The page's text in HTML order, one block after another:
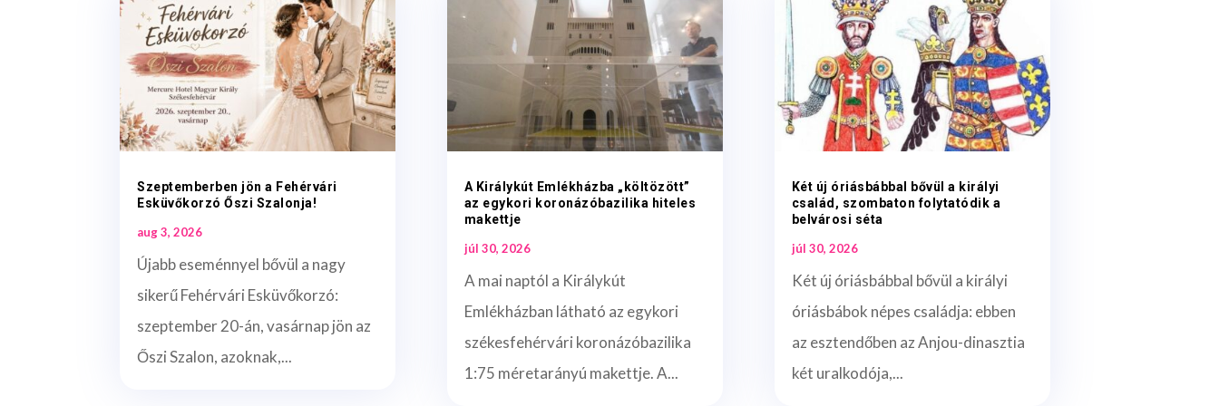
Szeptemberben jön a Fehérvári
Esküvőkorzó Őszi Szalonja!
aug 3, 2026
Újabb eseménnyel bővül a nagy
sikerű Fehérvári Esküvőkorzó:
szeptember 20-án, vasárnap jön az
Őszi Szalon, azoknak,...
A Királykút Emlékházba „költözött”
az egykori koronázóbazilika hiteles
makettje
júl 30, 2026
A mai naptól a Királykút
Emlékházban látható az egykori
székesfehérvári koronázóbazilika
1:75 méretarányú makettje. A...
Két új óriásbábbal bővül a királyi
család, szombaton folytatódik a
belvárosi séta
júl 30, 2026
Két új óriásbábbal bővül a királyi
óriásbábok népes családja: ebben
az esztendőben az Anjou-dinasztia
két uralkodója,...